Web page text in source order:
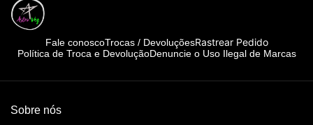
Fale conoscoTrocas / DevoluçõesRastrear Pedido
Política de Troca e DevoluçãoDenuncie o Uso Ilegal de Marcas
Sobre nós